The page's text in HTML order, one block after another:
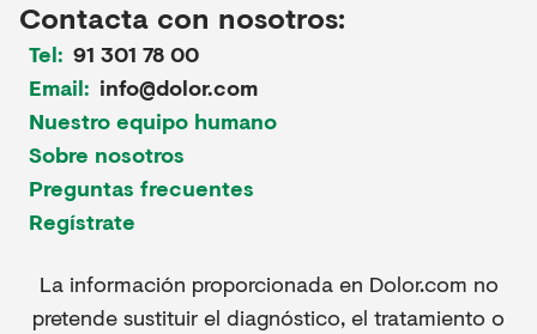
Contacta con nosotros:
Tel: 91 301 78 00
Email: info@dolor.com
Nuestro equipo humano
Sobre nosotros
Preguntas frecuentes
Regístrate
La información proporcionada en Dolor.com no
pretende sustituir el diagnóstico, el tratamiento o